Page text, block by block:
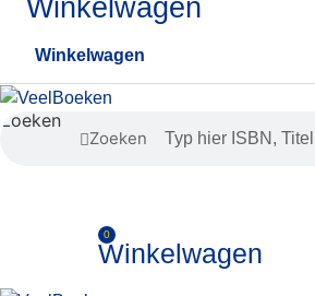
Winkelwagen
Winkelwagen
Zoeken
Zoeken
0
Winkelwagen